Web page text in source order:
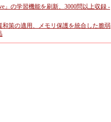
」の学習機能を刷新、3000問以上収録 -
和策の適用、メモリ保護を統合した脆弱